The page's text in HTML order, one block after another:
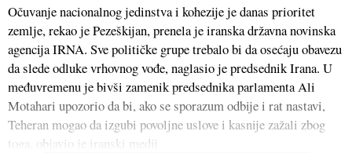
Očuvanje nacionalnog jedinstva i kohezije je danas prioritet
zemlje, rekao je Pezeškijan, prenela je iranska državna novinska
agencija IRNA. Sve političke grupe trebalo bi da osećaju obavezu
da slede odluke vrhovnog vođe, naglasio je predsednik Irana. U
međuvremenu je bivši zamenik predsednika parlamenta Ali
Motahari upozorio da bi, ako se sporazum odbije i rat nastavi,
Teheran mogao da izgubi povoljne uslove i kasnije zažali zbog
toga, objavio je iranski medij